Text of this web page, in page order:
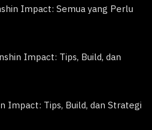
Impact: Semua yang Perlu
Impact: Tips, Build, dan
Impact: Tips, Build, dan Strategi